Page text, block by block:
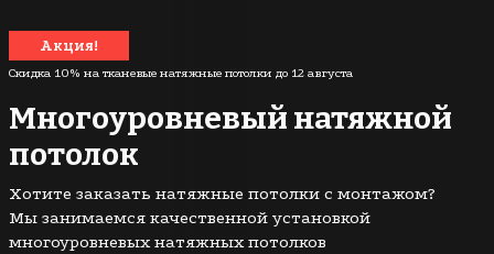
Акция!
Скидка 10% на тканевые натяжные потолки до 12 августа
Многоуровневый натяжной
потолок
Хотите заказать натяжные потолки с монтажом?
Мы занимаемся качественной установкой
многоуровневых натяжных потолков